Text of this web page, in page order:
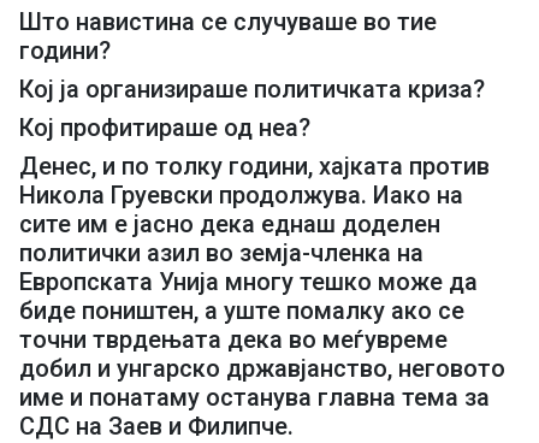
Што навистина се случуваше во тие
години?
Кој ја организираше политичката криза?
Кој профитираше од неа?
Денес, и по толку години, хајката против
Никола Груевски продолжува. Иако на
сите им е јасно дека еднаш доделен
политички азил во земја-членка на
Европската Унија многу тешко може да
биде поништен, а уште помалку ако се
точни тврдењата дека во меѓувреме
добил и унгарско државјанство, неговото
име и понатаму останува главна тема за
СДС на Заев и Филипче.